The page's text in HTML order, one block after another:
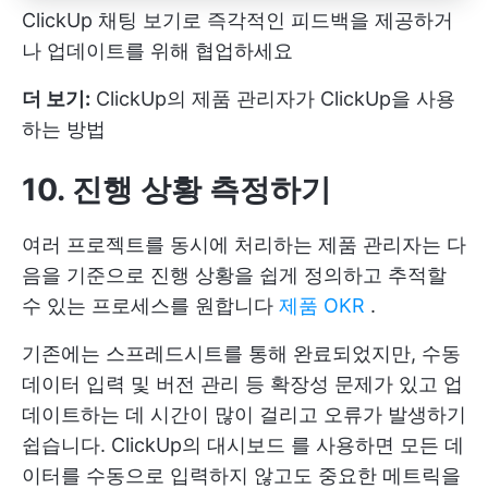
ClickUp 채팅 보기로 즉각적인 피드백을 제공하거
나 업데이트를 위해 협업하세요
더 보기: ClickUp의 제품 관리자가 ClickUp을 사용
하는 방법
10. 진행 상황 측정하기
여러 프로젝트를 동시에 처리하는 제품 관리자는 다
음을 기준으로 진행 상황을 쉽게 정의하고 추적할
수 있는 프로세스를 원합니다 제품 OKR .
기존에는 스프레드시트를 통해 완료되었지만, 수동
데이터 입력 및 버전 관리 등 확장성 문제가 있고 업
데이트하는 데 시간이 많이 걸리고 오류가 발생하기
쉽습니다. ClickUp의 대시보드 를 사용하면 모든 데
이터를 수동으로 입력하지 않고도 중요한 메트릭을